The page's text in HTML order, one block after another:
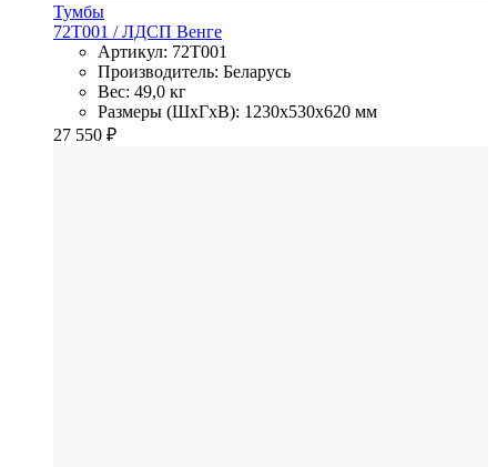
Тумбы
72T001 / ЛДСП Венге
Артикул: 72T001
Производитель: Беларусь
Вес: 49,0 кг
Размеры (ШхГхВ): 1230x530x620 мм
27 550 ₽